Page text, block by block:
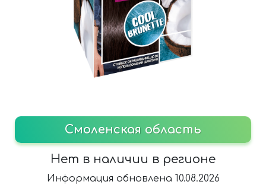
Смоленская область
Нет в наличии в регионе
Информация обновлена 10.08.2026